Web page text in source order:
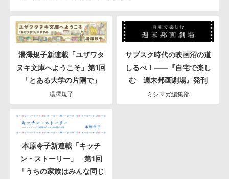
湯澤規子新連載「ユザワタ
ヌキ文庫へようこそ」第1回
「とある大学の片隅で」
湯澤規子
サブスク時代の映画沼の道
しるべ！――『自宅で楽し
む 週末邦画劇場』発刊
ミシマガ編集部
本原令子新連載「キッチ
ン・ストーリー」 第1回
「うちの家族はみんな同じ